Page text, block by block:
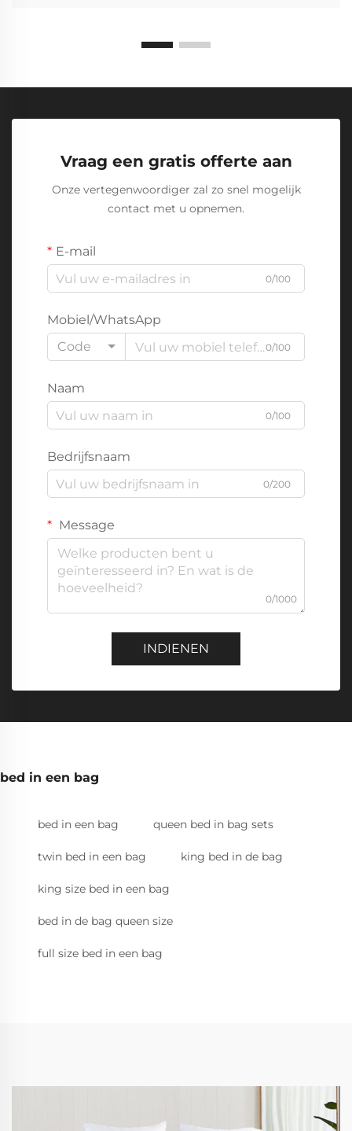
Vraag een gratis offerte aan
Onze vertegenwoordiger zal zo snel mogelijk
contact met u opnemen.
E-mail
0/100
Mobiel/WhatsApp
Code
0/100
Naam
0/100
Bedrijfsnaam
0/200
Message
0/1000
INDIENEN
bed in een bag
bed in een bag queen bed in bag sets
twin bed in een bag king bed in de bag
king size bed in een bag
bed in de bag queen size
full size bed in een bag